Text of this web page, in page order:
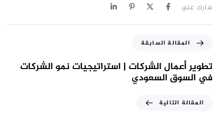
شارك علي
المقالة السابقة
تطوير أعمال الشركات | استراتيجيات نمو الشركات
في السوق السعودي
المقالة التالية